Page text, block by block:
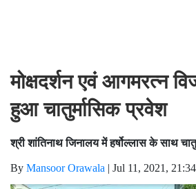
मोक्षदर्शन एवं आगमरत्न
हुआ चातुर्मासिक प्रवेश
श्री शांतिनाथ जिनालय में हर्षोल्लास के साथ
By Mansoor Orawala | Jul 11, 2021,